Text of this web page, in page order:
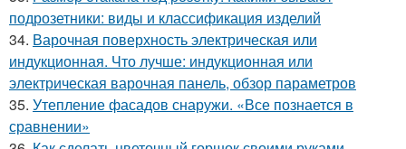
подрозетники: виды и классификация изделий
34. Варочная поверхность электрическая или
индукционная. Что лучше: индукционная или
электрическая варочная панель, обзор параметров
35. Утепление фасадов снаружи. «Все познается в
сравнении»